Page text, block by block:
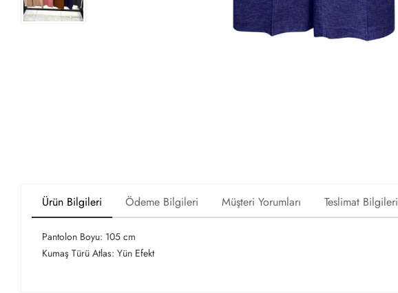
Ürün Bilgileri Ödeme Bilgileri Müşteri Yorumları Teslimat Bilgileri
Pantolon Boyu: 105 cm
Kumaş Türü Atlas: Yün Efekt